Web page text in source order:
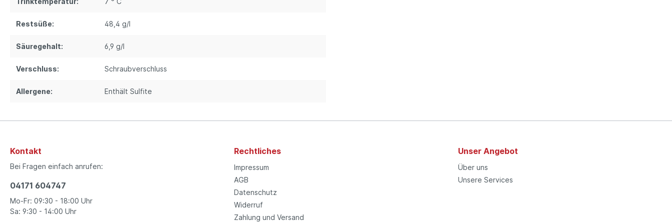
Restsüße: 48,4 g/l
Säuregehalt: 6,9 g/l
Verschluss: Schraubverschluss
Allergene: Enthält Sulfite
Kontakt
Bei Fragen einfach anrufen:
04171 604747
Mo-Fr: 09:30 - 18:00 Uhr
Sa: 9:30 - 14:00 Uhr
Rechtliches
Impressum
AGB
Datenschutz
Widerruf
Zahlung und Versand
Unser Angebot
Über uns
Unsere Services